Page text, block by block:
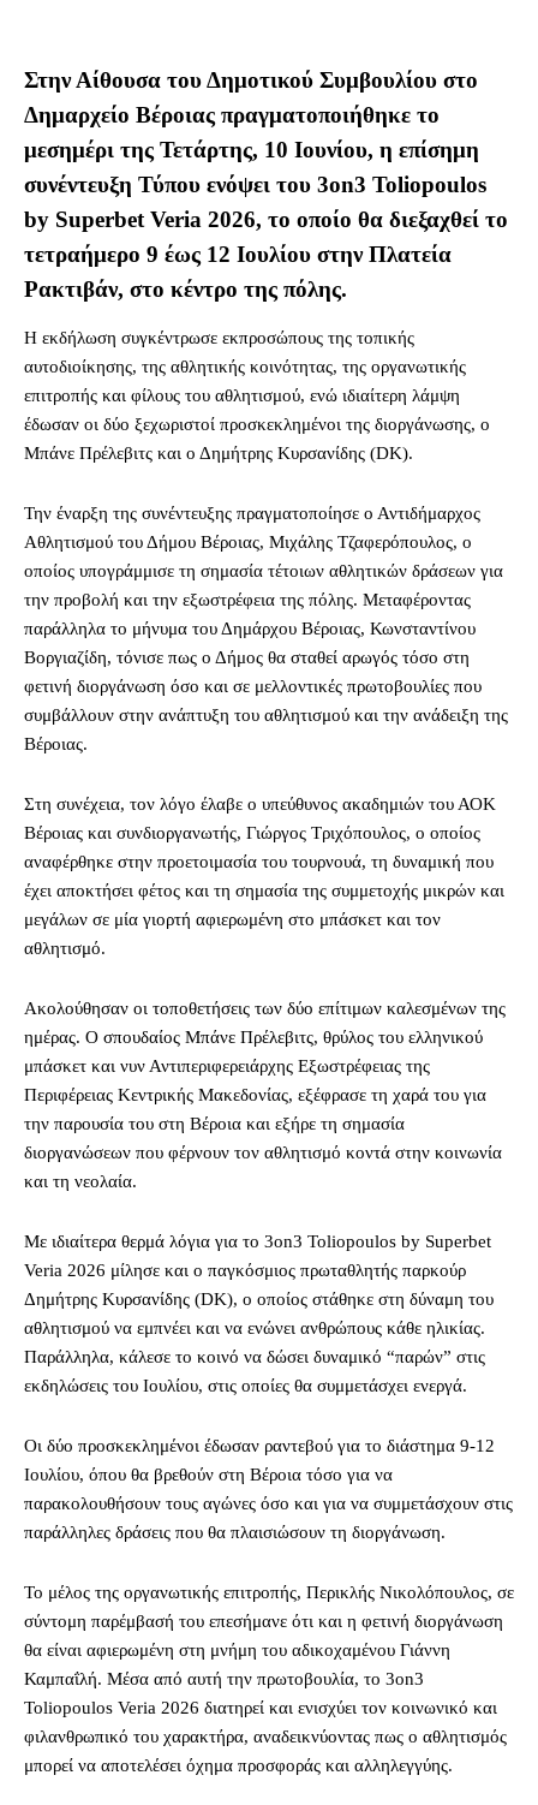
Στην Αίθουσα του Δημοτικού Συμβουλίου στο
Δημαρχείο Βέροιας πραγματοποιήθηκε το
μεσημέρι της Τετάρτης, 10 Ιουνίου, η επίσημη
συνέντευξη Τύπου ενόψει του 3on3 Toliopoulos
by Superbet Veria 2026, το οποίο θα διεξαχθεί το
τετραήμερο 9 έως 12 Ιουλίου στην Πλατεία
Ρακτιβάν, στο κέντρο της πόλης.
Η εκδήλωση συγκέντρωσε εκπροσώπους της τοπικής
αυτοδιοίκησης, της αθλητικής κοινότητας, της οργανωτικής
επιτροπής και φίλους του αθλητισμού, ενώ ιδιαίτερη λάμψη
έδωσαν οι δύο ξεχωριστοί προσκεκλημένοι της διοργάνωσης, ο
Μπάνε Πρέλεβιτς και ο Δημήτρης Κυρσανίδης (DK).
Την έναρξη της συνέντευξης πραγματοποίησε ο Αντιδήμαρχος
Αθλητισμού του Δήμου Βέροιας, Μιχάλης Τζαφερόπουλος, ο
οποίος υπογράμμισε τη σημασία τέτοιων αθλητικών δράσεων για
την προβολή και την εξωστρέφεια της πόλης. Μεταφέροντας
παράλληλα το μήνυμα του Δημάρχου Βέροιας, Κωνσταντίνου
Βοργιαζίδη, τόνισε πως ο Δήμος θα σταθεί αρωγός τόσο στη
φετινή διοργάνωση όσο και σε μελλοντικές πρωτοβουλίες που
συμβάλλουν στην ανάπτυξη του αθλητισμού και την ανάδειξη της
Βέροιας.
Στη συνέχεια, τον λόγο έλαβε ο υπεύθυνος ακαδημιών του ΑΟΚ
Βέροιας και συνδιοργανωτής, Γιώργος Τριχόπουλος, ο οποίος
αναφέρθηκε στην προετοιμασία του τουρνουά, τη δυναμική που
έχει αποκτήσει φέτος και τη σημασία της συμμετοχής μικρών και
μεγάλων σε μία γιορτή αφιερωμένη στο μπάσκετ και τον
αθλητισμό.
Ακολούθησαν οι τοποθετήσεις των δύο επίτιμων καλεσμένων της
ημέρας. Ο σπουδαίος Μπάνε Πρέλεβιτς, θρύλος του ελληνικού
μπάσκετ και νυν Αντιπεριφερειάρχης Εξωστρέφειας της
Περιφέρειας Κεντρικής Μακεδονίας, εξέφρασε τη χαρά του για
την παρουσία του στη Βέροια και εξήρε τη σημασία
διοργανώσεων που φέρνουν τον αθλητισμό κοντά στην κοινωνία
και τη νεολαία.
Με ιδιαίτερα θερμά λόγια για το 3on3 Toliopoulos by Superbet
Veria 2026 μίλησε και ο παγκόσμιος πρωταθλητής παρκούρ
Δημήτρης Κυρσανίδης (DK), ο οποίος στάθηκε στη δύναμη του
αθλητισμού να εμπνέει και να ενώνει ανθρώπους κάθε ηλικίας.
Παράλληλα, κάλεσε το κοινό να δώσει δυναμικό “παρών” στις
εκδηλώσεις του Ιουλίου, στις οποίες θα συμμετάσχει ενεργά.
Οι δύο προσκεκλημένοι έδωσαν ραντεβού για το διάστημα 9-12
Ιουλίου, όπου θα βρεθούν στη Βέροια τόσο για να
παρακολουθήσουν τους αγώνες όσο και για να συμμετάσχουν στις
παράλληλες δράσεις που θα πλαισιώσουν τη διοργάνωση.
Το μέλος της οργανωτικής επιτροπής, Περικλής Νικολόπουλος, σε
σύντομη παρέμβασή του επεσήμανε ότι και η φετινή διοργάνωση
θα είναι αφιερωμένη στη μνήμη του αδικοχαμένου Γιάννη
Καμπαΐλή. Μέσα από αυτή την πρωτοβουλία, το 3on3
Toliopoulos Veria 2026 διατηρεί και ενισχύει τον κοινωνικό και
φιλανθρωπικό του χαρακτήρα, αναδεικνύοντας πως ο αθλητισμός
μπορεί να αποτελέσει όχημα προσφοράς και αλληλεγγύης.